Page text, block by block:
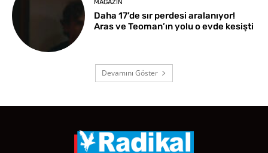
MAGAZIN
Daha 17’de sır perdesi aralanıyor!
Aras ve Teoman’ın yolu o evde kesişti
Devamını Göster